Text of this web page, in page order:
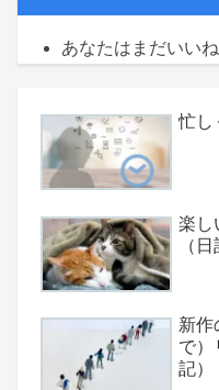
あなたはまだいい
忙し
楽し
（日
新作
で）
記）